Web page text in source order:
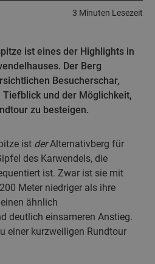
3 Minuten Lesezeit
ist eines der Highlights in
Der Berg
Besucherschar,
und der Möglichkeit,
zu besteigen.
ist derAlternativberg für
des Karwendels, die
ist. Zwar ist sie mit
Meter niedriger als ihre
ähnlich
deutlich einsameren Anstieg.
einer kurzweiligen Rundtour